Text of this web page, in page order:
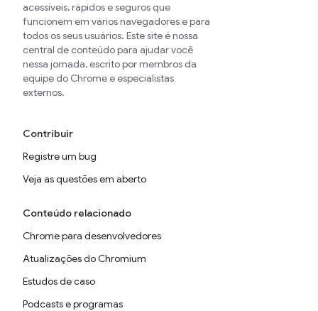
acessíveis, rápidos e seguros que
funcionem em vários navegadores e para
todos os seus usuários. Este site é nossa
central de conteúdo para ajudar você
nessa jornada, escrito por membros da
equipe do Chrome e especialistas
externos.
Contribuir
Registre um bug
Veja as questões em aberto
Conteúdo relacionado
Chrome para desenvolvedores
Atualizações do Chromium
Estudos de caso
Podcasts e programas